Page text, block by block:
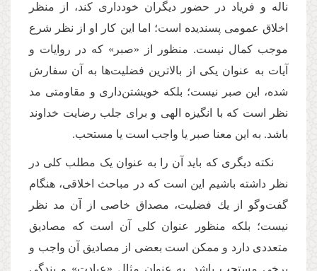
ناله و فریاد در حضور دیگران خودداری كند، از منظر
اخلاق عمومی پسندیده است؛ اما این كار او از نظر شرع
موجب کمال نیست. منظور از «صبر» كه در روایات و
آیات به عنوان یکی از بالاترین فضلیت‌ها به آن سفارش
شده، این صبر نیست؛ بلکه خویشتن‌داری و مقاومتی مد
نظر است كه با انگیزه الهی و برای جلب رضایت خداوند
باشد. به این معنا صبر یا واجب است یا مستحب.
نکته دیگری که باید آن را به عنوان یک مطلب کلی در
نظر داشته باشیم این است كه در مباحث اخلاقی، هنگام
گفت‌وگو از یك فضلیت، مصداق خاصی از آن مد نظر
نیست؛ بلكه منظور عنوان کلی آن است که مصادیق
متعددی دارد و ممکن است بعضی از مصادیق آن واجب و
برخی مستحب باشد. به عنوان مثال «عبادت» و بندگی